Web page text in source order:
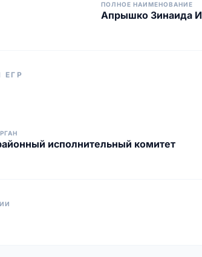
ПОЛНОЕ НАИМЕНОВАНИЕ
Апрышко Зинаида
ЕГР
исполнительный комитет